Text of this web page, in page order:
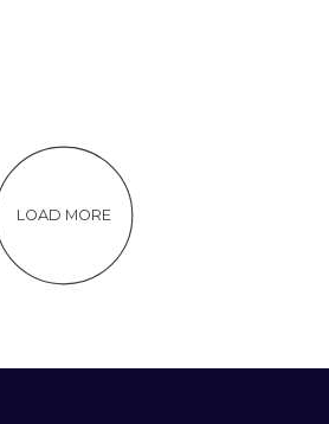
LOAD MORE